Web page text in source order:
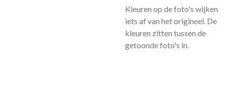
Kleuren op de foto's wijken
iets af van het origineel. De
kleuren zitten tussen de
getoonde foto's in.